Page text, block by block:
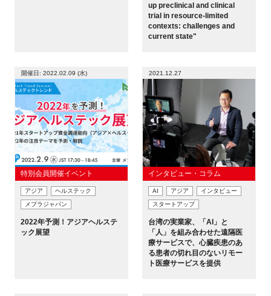
FAQ
イベントお知らせメール登録
up preclinical and clinical
trial in resource-limited
contexts: challenges and
current state"
開催日: 2022.02.09 (水)
特別会員開催イベント
アジア
ヘルステック
メプラジャパン
2022年予測！アジアヘルステ
ック展望
2021.12.27
インタビュー・コラム
AI アジア
インタビュー
スタートアップ
台湾の実業家、「AI」と
「人」を組み合わせた遠隔医
療サービスで、心臓疾患のあ
る患者の切れ目のないリモー
ト医療サービスを提供